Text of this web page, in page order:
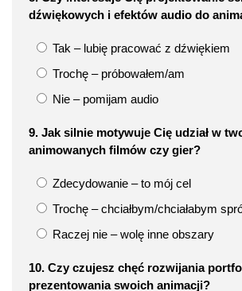
dźwiękowych i efektów audio do
Tak – lubię pracować z dźwiękiem
Trochę – próbowałem/am
Nie – pomijam audio
9. Jak silnie motywuje Cię udział w
animowanych filmów czy gier?
Zdecydowanie – to mój cel
Trochę – chciałbym/chciałabym
Raczej nie – wolę inne obszary
10. Czy czujesz chęć rozwijania
prezentowania swoich animacji?